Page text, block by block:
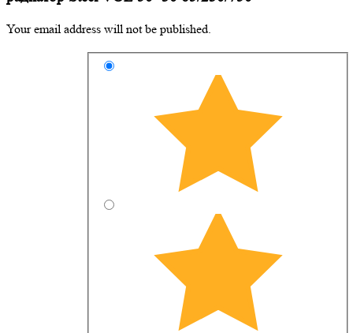
Your email address will not be published.